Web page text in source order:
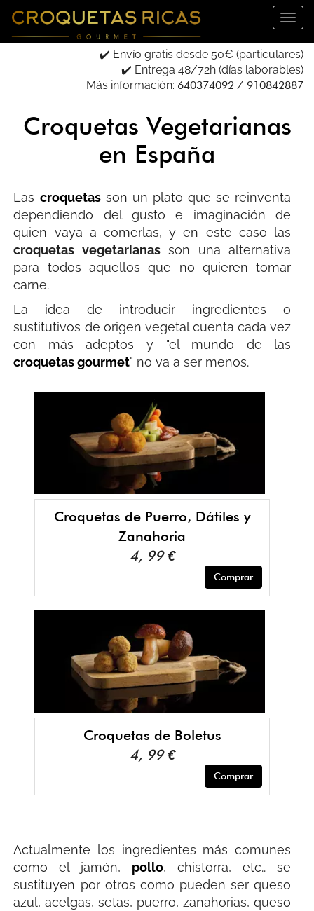
✔️ Envío gratis desde 50€ (particulares)
✔️ Entrega 48/72h (días laborables)
Más información: 640374092 / 910842887
Croquetas Vegetarianas
en España
Las croquetasson un plato que se reinventa
dependiendo del gusto e imaginación de
quien vaya a comerlas, y en este caso las
croquetas vegetarianasson una alternativa
para todos aquellos que no quieren tomar
carne.
La idea de introducir ingredientes o
sustitutivos de origen vegetal cuenta cada vez
con más adeptos y "el mundo de las
croquetas gourmet" no va a ser menos.
Croquetas de Puerro, Dátiles y
Zanahoria
4, 99 €
Comprar
Croquetas de Boletus
4, 99 €
Comprar
Actualmente los ingredientes más comunes
como el jamón, pollo, chistorra, etc.. se
sustituyen por otros como pueden ser queso
azul, acelgas, setas, puerro, zanahorias, queso